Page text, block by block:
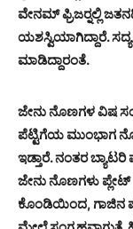
ವೇನಮ್ ಫ್ರಿಜರ್‍ನಲ್ಲಿ
ಯಶಸ್ವಿಯಾಗಿದ್ದಾರೆ.
ಮಾಡಿದ್ದಾರಂತೆ.
ಜೇನು ನೊಣಗಳ ವಿಷ
ಪೆಟ್ಟಿಗೆಯ ಮುಂಭಾಗ
ಇಡ್ತಾರೆ. ನಂತರ
ಜೇನು ನೊಣಗಳು
ಕೊಂಡಿಯಿಂದ, ಗಾಜಿನ